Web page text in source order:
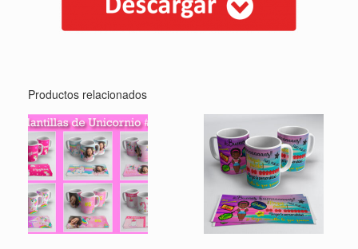
Productos relacionados